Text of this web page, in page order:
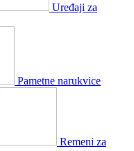
Uređaji za
Pametne narukvice
Remeni za